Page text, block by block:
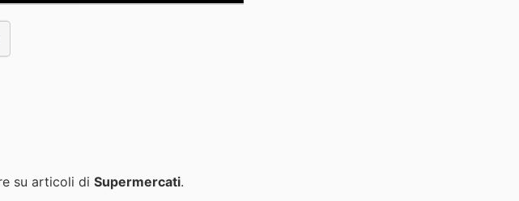
su articoli di Supermercati.